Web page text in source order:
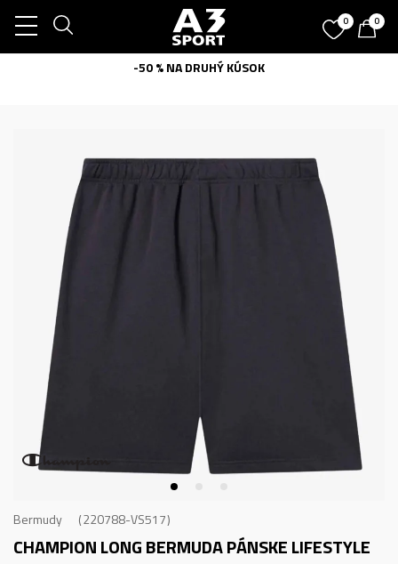
0 0
-50 % NA DRUHÝ KÚSOK
Bermudy 220788-VS517
CHAMPION LONG BERMUDAPÁNSKE LIFESTYLE